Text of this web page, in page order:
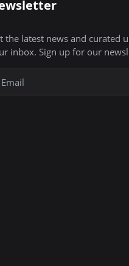
the latest news and curated
inbox. Sign up for our